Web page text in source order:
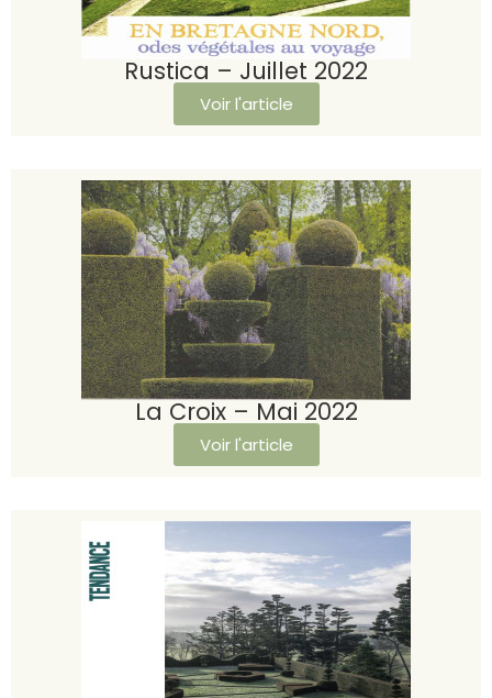
Rustica – Juillet 2022
Voir l'article
La Croix – Mai 2022
Voir l'article